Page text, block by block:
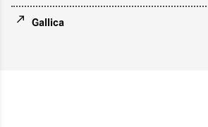
Gallica